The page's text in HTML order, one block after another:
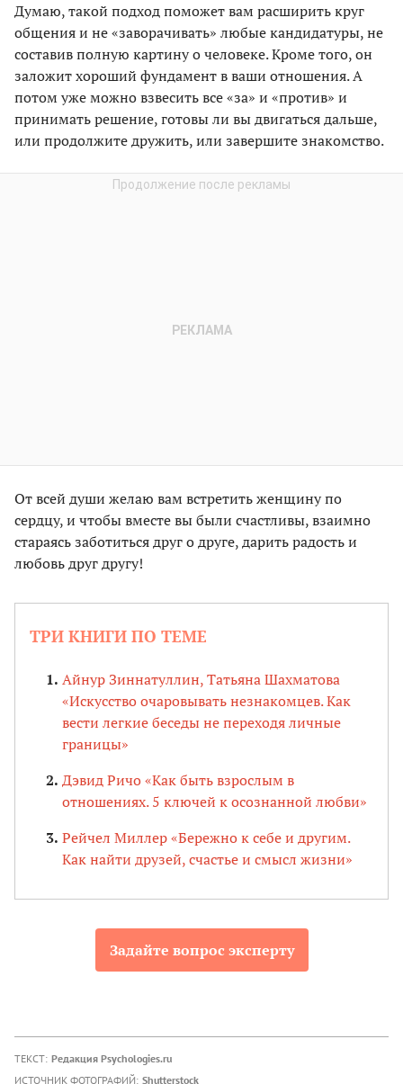
Думаю, такой подход поможет вам расширить круг
общения и не «заворачивать» любые кандидатуры, не
составив полную картину о человеке. Кроме того, он
заложит хороший фундамент в ваши отношения. А
потом уже можно взвесить все «за» и «против» и
принимать решение, готовы ли вы двигаться дальше,
или продолжите дружить, или завершите знакомство.
От всей души желаю вам встретить женщину по
сердцу, и чтобы вместе вы были счастливы, взаимно
стараясь заботиться друг о друге, дарить радость и
любовь друг другу!
ТРИ КНИГИ ПО ТЕМЕ
Айнур Зиннатуллин, Татьяна Шахматова
«Искусство очаровывать незнакомцев. Как
вести легкие беседы не переходя личные
границы»
Дэвид Ричо «Как быть взрослым в
отношениях. 5 ключей к осознанной любви»
Рейчел Миллер «Бережно к себе и другим.
Как найти друзей, счастье и смысл жизни»
Задайте вопрос эксперту
ТЕКСТ: Редакция Psychologies.ru
ИСТОЧНИК ФОТОГРАФИЙ: Shutterstock